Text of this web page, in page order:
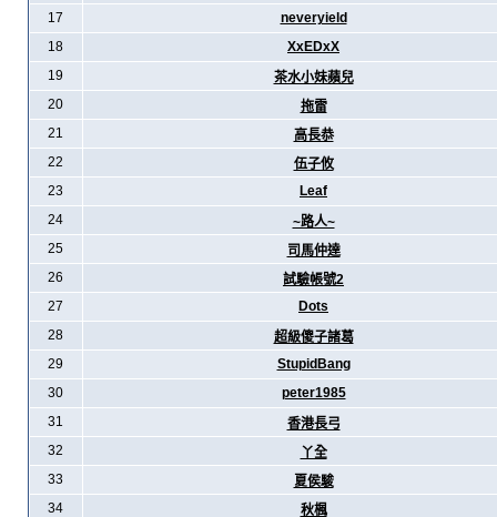
17
neveryield
18
XxEDxX
19
茶水小妹蘋兒
20
拖雷
21
高長恭
22
伍子攸
23
Leaf
24
~路人~
25
司馬仲達
26
試驗帳號2
27
Dots
28
超級傻子諸葛
29
StupidBang
30
peter1985
31
香港長弓
32
丫全
33
夏侯駿
34
秋楓